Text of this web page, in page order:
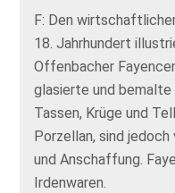
F: Den
18. Jahrhundert
Offenbacher
glasierte und
Tassen, Krüge und
Porzellan, sind
und Anschaffung.
Irdenwaren.